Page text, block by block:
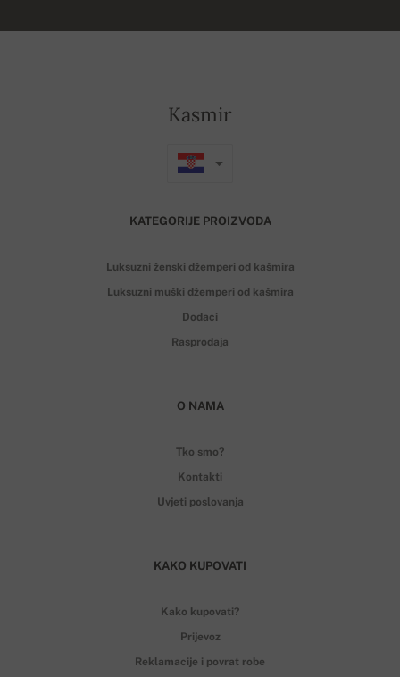
Kasmir
KATEGORIJE PROIZVODA
Luksuzni ženski džemperi od kašmira
Luksuzni muški džemperi od kašmira
Dodaci
Rasprodaja
O NAMA
Tko smo?
Kontakti
Uvjeti poslovanja
KAKO KUPOVATI
Kako kupovati?
Prijevoz
Reklamacije i povrat robe